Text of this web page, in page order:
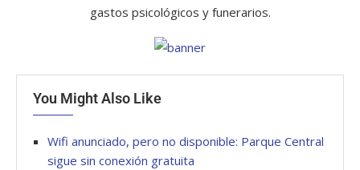
gastos psicológicos y funerarios.
You Might Also Like
Wifi anunciado, pero no disponible: Parque Central
sigue sin conexión gratuita